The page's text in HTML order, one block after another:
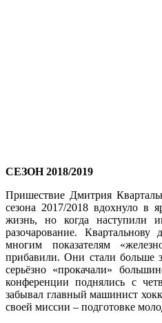
СЕЗОН 2018/2019
Пришествие Дмитрия
сезона 2017/2018 вдохнуло в
жизнь, но когда наступили
разочарование.
многим показателям
прибавили. Они стали больше
серьёзно «прокачали»
конференции поднялись с
забывал главный машинист
своей миссии – подготовке